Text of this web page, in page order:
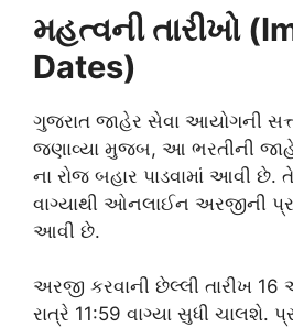
મહત્વની તારીખો
Dates)
ગુજરાત જાહેર સેવા આયોગની
જણાવ્યા મુજબ, આ ભરતીની
ના રોજ બહાર પાડવામાં આવી છે.
વાગ્યાથી ઓનલાઈન અરજીની
આવી છે.
અરજી કરવાની છેલ્લી તારીખ
રાત્રે 11:59 વાગ્યા સુધી ચાલશે.